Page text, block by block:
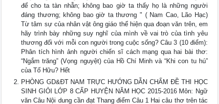
để cho ta tàn nhẫn; không bao giờ ta thấy họ là những người
đáng thương; không bao giờ ta thương " ( Nam Cao, Lão Hạc)
Từ tâm sự của nhân vật ông giáo thể hiện qua đoạn văn trên, em
hãy trình bày những suy nghĩ của mình về vai trò của tình yêu
thương đối với mỗi con người trong cuộc sống? Câu 3 (10 điểm):
Phân tích hình ảnh người chiến sĩ cách mạng qua hai bài thơ:
“Ngắm trăng” (Vọng nguyệt) của Hồ Chí Minh và “Khi con tu hú”
của Tố Hữu? Hết
PHÒNG GD&ĐT NAM TRỰC HƯỚNG DẪN CHẤM ĐỀ THI HỌC
SINH GIỎI LỚP 8 CẤP HUYỆN NĂM HỌC 2015-2016 Môn: Ngữ
văn Câu Nội dung cần đạt Thang điểm Câu 1 Hai câu thơ trên tác